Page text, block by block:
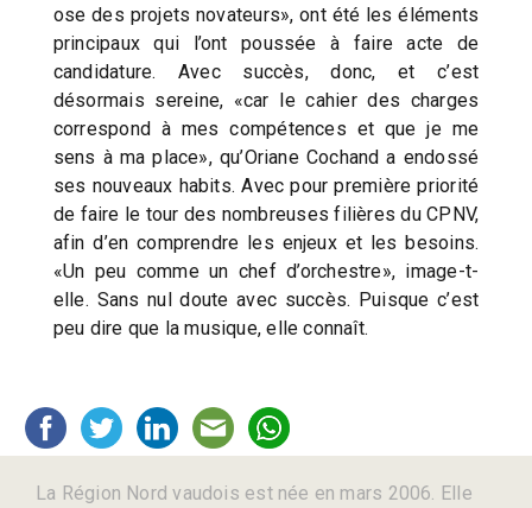
ose des projets novateurs», ont été les éléments
principaux qui l’ont poussée à faire acte de
candidature. Avec succès, donc, et c’est
désormais sereine, «car le cahier des charges
correspond à mes compétences et que je me
sens à ma place», qu’Oriane Cochand a endossé
ses nouveaux habits. Avec pour première priorité
de faire le tour des nombreuses filières du CPNV,
afin d’en comprendre les enjeux et les besoins.
«Un peu comme un chef d’orchestre», image-t-
elle. Sans nul doute avec succès. Puisque c’est
peu dire que la musique, elle connaît.
La Région Nord vaudois est née en mars 2006. Elle